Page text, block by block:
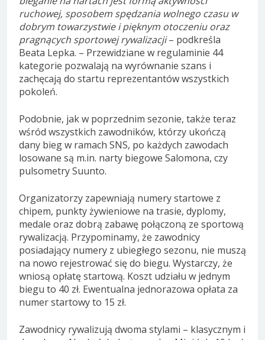
ruchowej, sposobem spędzania wolnego czasu w
dobrym towarzystwie i pięknym otoczeniu oraz
pragnących sportowej rywalizacji– podkreśla
Beata Lepka. – Przewidziane w regulaminie 44
kategorie pozwalają na wyrównanie szans i
zachęcają do startu reprezentantów wszystkich
pokoleń.
Podobnie, jak w poprzednim sezonie, także teraz
wśród wszystkich zawodników, którzy ukończą
dany bieg w ramach SNS, po każdych zawodach
losowane są m.in. narty biegowe Salomona, czy
pulsometry Suunto.
Organizatorzy zapewniają numery startowe z
chipem, punkty żywieniowe na trasie, dyplomy,
medale oraz dobrą zabawę połączoną ze sportową
rywalizacją. Przypominamy, że zawodnicy
posiadający numery z ubiegłego sezonu, nie muszą
na nowo rejestrować się do biegu. Wystarczy, że
wniosą opłatę startową. Koszt udziału w jednym
biegu to 40 zł. Ewentualna jednorazowa opłata za
numer startowy to 15 zł.
Zawodnicy rywalizują dwoma stylami – klasycznym i